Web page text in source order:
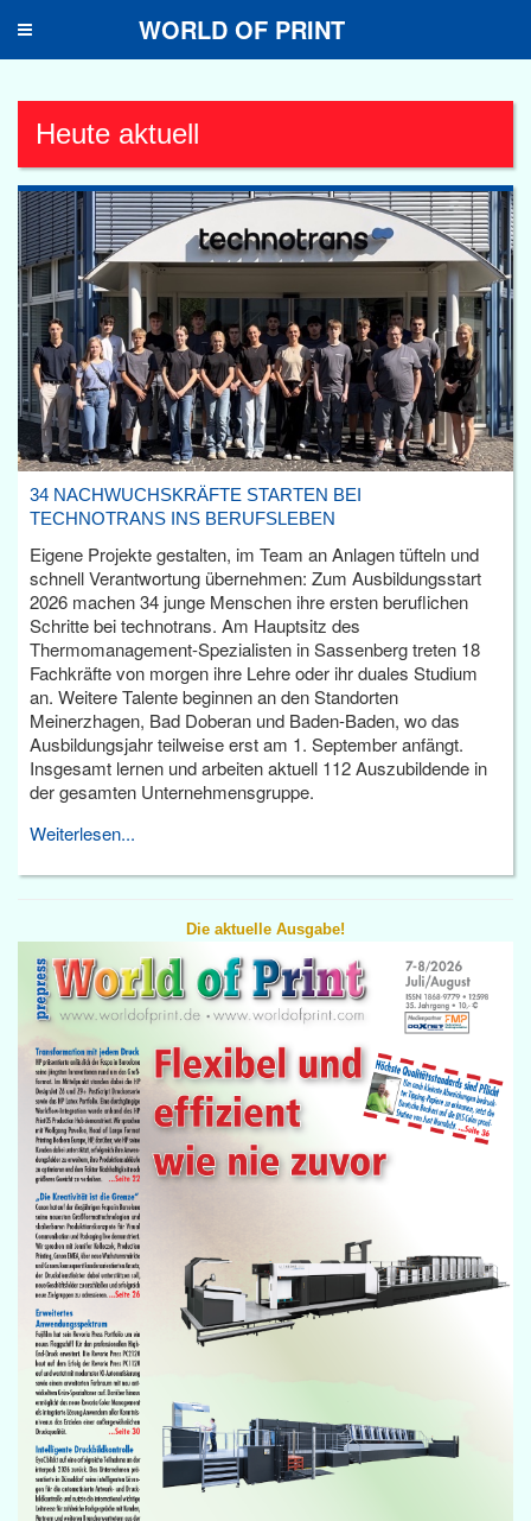
Toggle
WORLD OF PRINT
Heute aktuell
34 NACHWUCHSKRÄFTE STARTEN BEI
TECHNOTRANS INS BERUFSLEBEN
Eigene Projekte gestalten, im Team an Anlagen tüfteln und
schnell Verantwortung übernehmen: Zum Ausbildungsstart
2026 machen 34 junge Menschen ihre ersten beruflichen
Schritte bei technotrans. Am Hauptsitz des
Thermomanagement-Spezialisten in Sassenberg treten 18
Fachkräfte von morgen ihre Lehre oder ihr duales Studium
an. Weitere Talente beginnen an den Standorten
Meinerzhagen, Bad Doberan und Baden-Baden, wo das
Ausbildungsjahr teilweise erst am 1. September anfängt.
Insgesamt lernen und arbeiten aktuell 112 Auszubildende in
der gesamten Unternehmensgruppe.
Weiterlesen...
Die aktuelle Ausgabe!